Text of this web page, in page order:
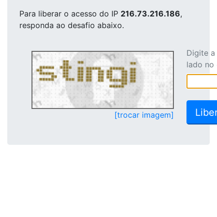
Para liberar o acesso do IP 216.73.216.186,
responda ao desafio abaixo.
[trocar imagem]
Digite
lado no